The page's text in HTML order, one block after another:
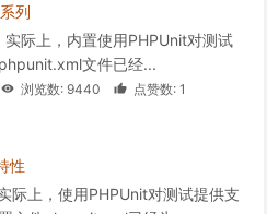
列
际上，内置使用PHPUnit对测试
文件已经...
浏览数: 9440 点赞数: 1
性
际上，使用PHPUnit对测试提供支